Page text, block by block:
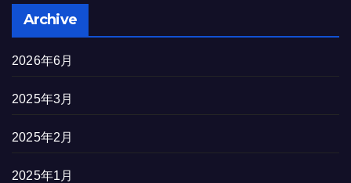
Archive
2026年6月
2025年3月
2025年2月
2025年1月